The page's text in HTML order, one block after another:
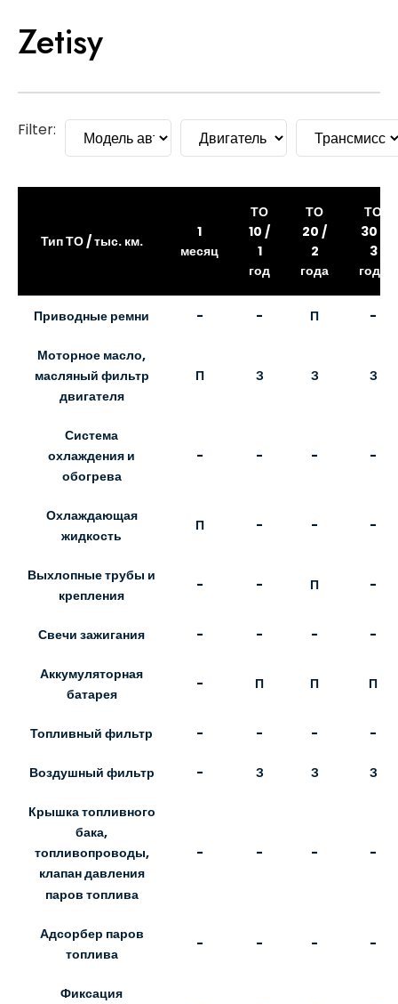
content
Zetisy
Filter:
Тип ТО / тыс. км.
1
месяц
ТО
10 /
1
год
ТО
20 /
2
года
ТО
30 /
3
года
Приводные ремни - - П -
Моторное масло,
масляный фильтр
двигателя
П З З З
Система
охлаждения и
обогрева
- - - -
Охлаждающая
жидкость
П - - -
Выхлопные трубы и
крепления
- - П -
Свечи зажигания - - - -
Аккумуляторная
батарея
- П П П
Топливный фильтр - - - -
Воздушный фильтр - З З З
Крышка топливного
бака,
топливопроводы,
клапан давления
паров топлива
- - - -
Адсорбер паров
топлива
- - - -
Фиксация